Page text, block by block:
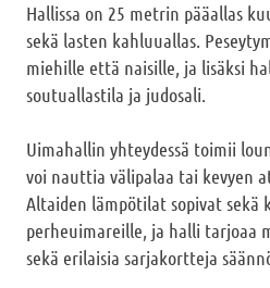
Hallissa on 25 metrin pääallas
sekä lasten kahluuallas.
miehille että naisille, ja lisäksi
soutuallastila ja judosali.
Uimahallin yhteydessä toimii
voi nauttia välipalaa tai kevyen
Altaiden lämpötilat sopivat sekä
perheuimareille, ja halli tarjoaa
sekä erilaisia sarjakortteja